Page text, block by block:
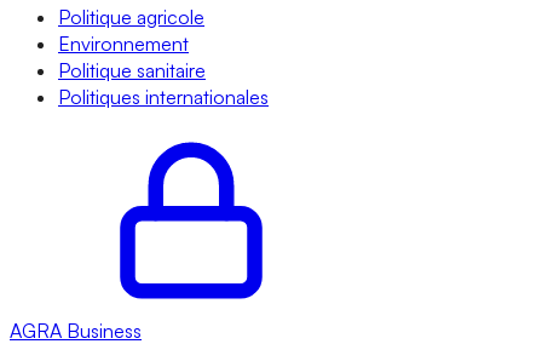
Politique agricole
Environnement
Politique sanitaire
Politiques internationales
AGRA Business